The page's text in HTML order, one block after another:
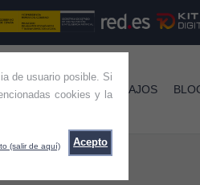
de usuario posible. Si
cookies y la
Acepto
(salir de aquí)
SERVICIOS TRABAJOS